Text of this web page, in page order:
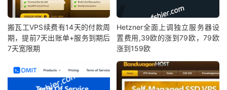
搬瓦工VPS续费有14天的付款周
期，提前7天出账单+服务到期后
7天宽限期
Hetzner全面上调独立服务器设
置费用,39欧的涨到79欧，79欧
涨到159欧